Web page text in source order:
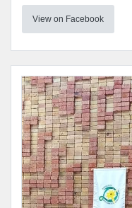
View on Facebook